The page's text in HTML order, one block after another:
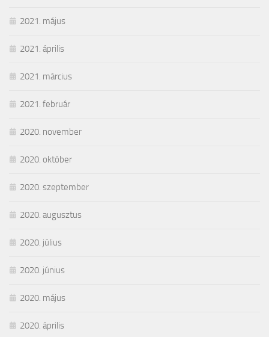
2021. május
2021. április
2021. március
2021. február
2020. november
2020. október
2020. szeptember
2020. augusztus
2020. július
2020. június
2020. május
2020. április